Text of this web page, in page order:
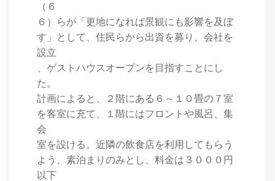
（６
６）らが「更地になれば景観にも影響を及ぼ
す」として、住民らから出資を募り、会社を
設立
、ゲストハウスオープンを目指すことにし
た。
計画によると、２階にある６～１０畳の７室
を客室に充て、１階にはフロントや風呂、集
会
室を設ける。近隣の飲食店を利用してもらう
よう、素泊まりのみとし、料金は３０００円
以下